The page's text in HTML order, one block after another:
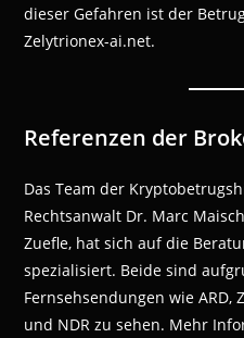
dieser Gefahren ist der
Zelytrionex-ai.net.
Referenzen der
Das Team der
Rechtsanwalt Dr. Marc
Zuefle, hat sich auf die
spezialisiert. Beide sind
Fernsehsendungen wie ARD,
und NDR zu sehen. Mehr